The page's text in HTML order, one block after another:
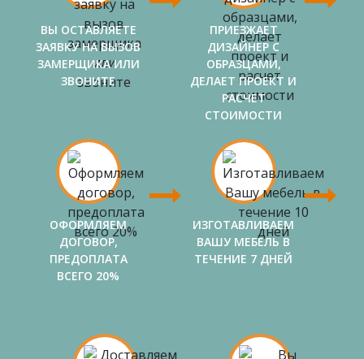
ВЫ ОСТАВЛЯЕТЕ
ЗАЯВКУ НА ВЫЗОВ
ЗАМЕРЩИКА ИЛИ
ЗВОНИТЕ
ПРИЕЗЖАЕТ
ДИЗАЙНЕР С
ОБРАЗЦАМИ,
ДЕЛАЕТ ПРОЕКТ И
РАСЧЕТ
СТОИМОСТИ
ОФОРМЛЯЕМ
ДОГОВОР,
ПРЕДОПЛАТА
ВСЕГО 20%
ИЗГОТАВЛИВАЕМ
ВАШУ МЕБЕЛЬ В
ТЕЧЕНИЕ 7 ДНЕЙ